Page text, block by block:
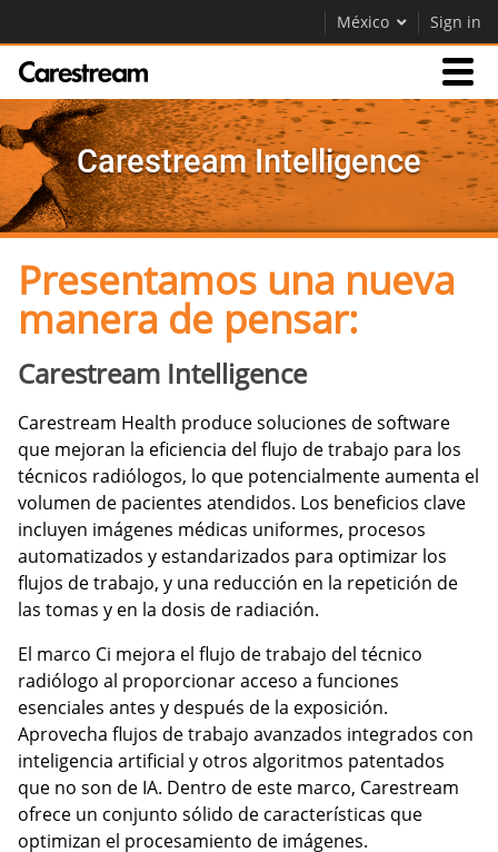
México Sign in
Productos
Soporte
Empresa
Careers
Contáctenos
Carestream Intelligence
Presentamos una nueva
manera de pensar:
Carestream Intelligence
Carestream Health produce soluciones de software
que mejoran la eficiencia del flujo de trabajo para los
técnicos radiólogos, lo que potencialmente aumenta el
volumen de pacientes atendidos. Los beneficios clave
incluyen imágenes médicas uniformes, procesos
automatizados y estandarizados para optimizar los
flujos de trabajo, y una reducción en la repetición de
las tomas y en la dosis de radiación.
El marco Ci mejora el flujo de trabajo del técnico
radiólogo al proporcionar acceso a funciones
esenciales antes y después de la exposición.
Aprovecha flujos de trabajo avanzados integrados con
inteligencia artificial y otros algoritmos patentados
que no son de IA. Dentro de este marco, Carestream
ofrece un conjunto sólido de características que
optimizan el procesamiento de imágenes.